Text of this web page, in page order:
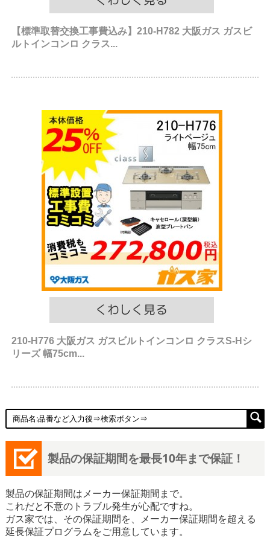
【標準取替交換工事費込み】210-H782 大阪ガス ガスビ
ルトインコンロ クラス...
210-H776 大阪ガス ガスビルトインコンロ クラスS-Hシ
リーズ 幅75cm...
製品の保証期間を最長10年まで保証！
製品の保証期間はメーカー保証期間まで。
これだと不意のトラブル発生が心配ですね。
ガス家では、その保証期間を、メーカー保証期間を超える
延長保証プログラムをご用意しています。